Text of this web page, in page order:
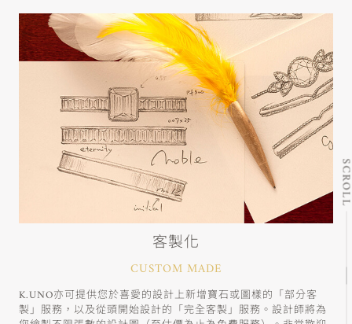
客製化
CUSTOM MADE
K.UNO亦可提供您於喜愛的設計上新增寶石或圖樣的「部分客
製」服務，以及從頭開始設計的「完全客製」服務。設計師將為